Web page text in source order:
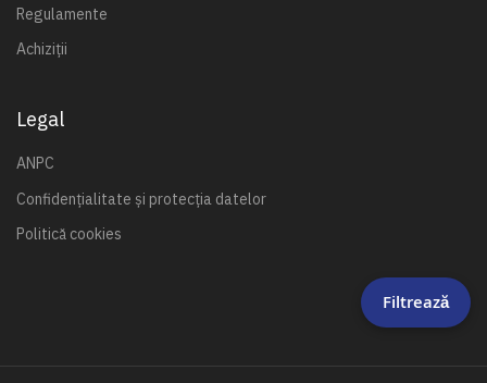
Regulamente
Achiziții
Legal
ANPC
Confidențialitate și protecția datelor
Politică cookies
Filtrează